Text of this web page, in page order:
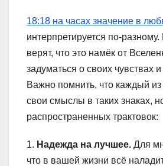
18:18 на часах значение в
интерпретируется по-
верят, что это намёк от
задуматься о своих чувствах
Важно помнить, что каждый из
свои смыслы в таких знаках,
распространенных трактовок:
1. Надежда на лучшее. Для
что в вашей жизни всё